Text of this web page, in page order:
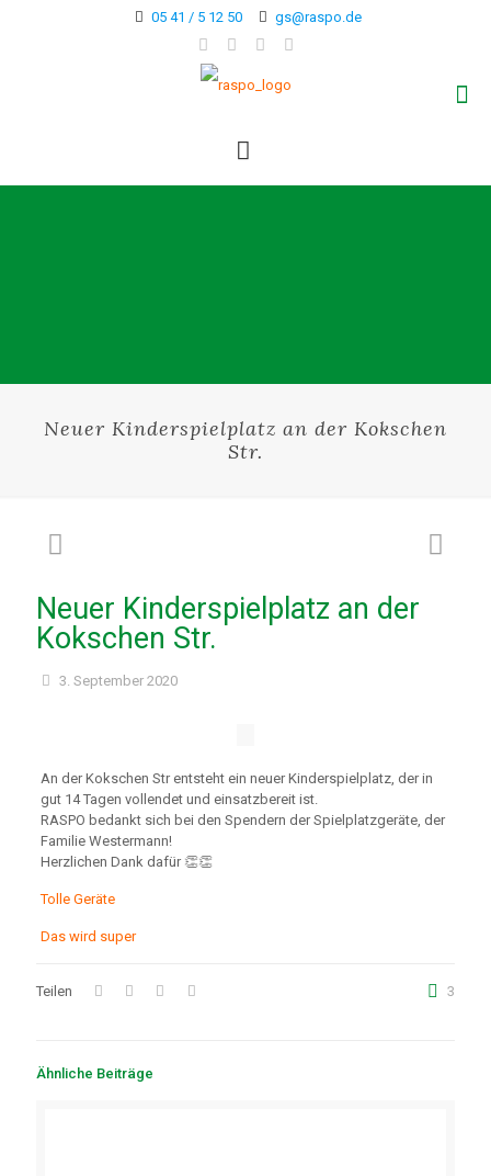
05 41 / 5 12 50 gs@raspo.de
Neuer Kinderspielplatz an der Kokschen
Str.
Neuer Kinderspielplatz an der
Kokschen Str.
3. September 2020
An der Kokschen Str entsteht ein neuer Kinderspielplatz, der in
gut 14 Tagen vollendet und einsatzbereit ist.
RASPO bedankt sich bei den Spendern der Spielplatzgeräte, der
Familie Westermann!
Herzlichen Dank dafür 👏👏
Tolle Geräte
Das wird super
Teilen 3
Ähnliche Beiträge